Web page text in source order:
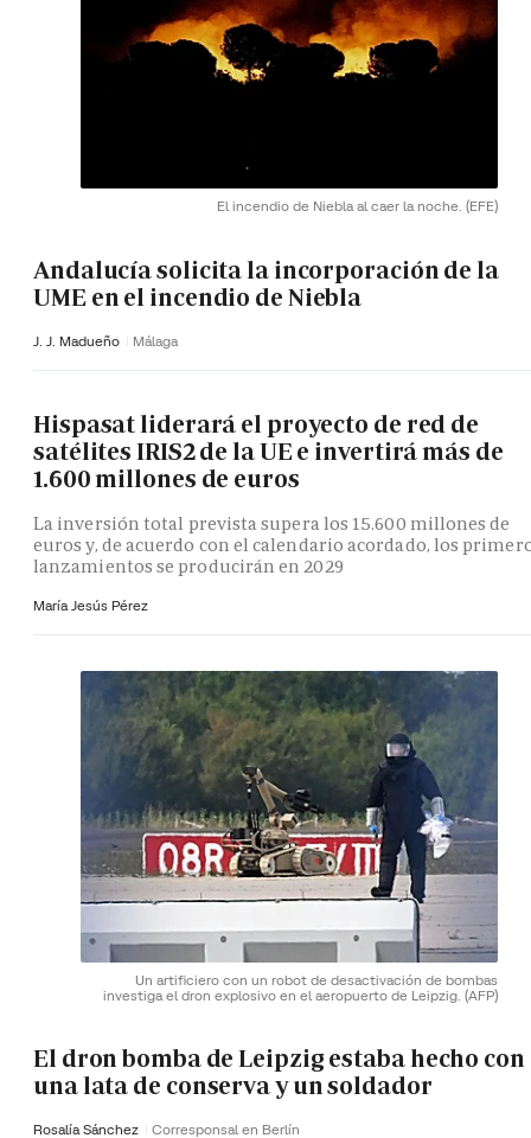
El incendio de Niebla al caer la noche. (EFE)
Andalucía solicita la incorporación de la
UME en el incendio de Niebla
J. J. Madueño Málaga
Hispasat liderará el proyecto de red de
satélites IRIS2 de la UE e invertirá más de
1.600 millones de euros
La inversión total prevista supera los 15.600 millones de
euros y, de acuerdo con el calendario acordado, los
lanzamientos se producirán en 2029
María Jesús Pérez
Un artificiero con un robot de desactivación de bombas
investiga el dron explosivo en el aeropuerto de Leipzig. (AFP)
El dron bomba de Leipzig estaba hecho con
una lata de conserva y un soldador
Rosalía Sánchez Corresponsal en Berlín